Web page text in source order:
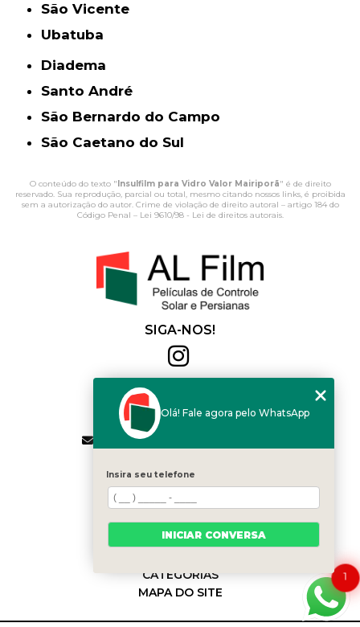
São Vicente
Ubatuba
Diadema
Santo André
São Bernardo do Campo
São Caetano do Sul
O conteúdo do texto " Insulfilm para Vidro Valor Mairiporã" é de direito
reservado. Sua reprodução, parcial ou total, mesmo citando nossos links, é proibida
sem a autorização do autor. Crime de violação de direito autoral – artigo 184 do
Código Penal – Lei 9610/98 - Lei de direitos autorais.
SIGA-NOS!
(11) 2564-4684
(11) 94168-2041
contato.vendas@alfilm.com.br
MENU
HOME
QUEM SOMOS
SERVIÇOS
BLOG
CATEGORIAS
MAPA DO SITE
1
Olá! Fale agora pelo WhatsApp
Insira seu telefone
INICIAR CONVERSA